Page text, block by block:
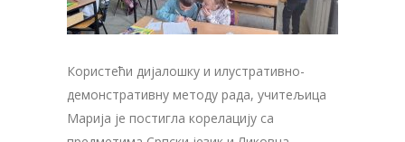
Користећи дијалошку и илустративно-
демонстративну методу рада, учитељица
Марија је постигла корелацију са